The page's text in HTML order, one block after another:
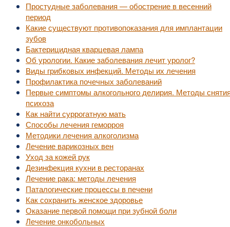
Простудные заболевания — обострение в весенний
период
Какие существуют противопоказания для имплантации
зубов
Бактерицидная кварцевая лампа
Об урологии. Какие заболевания лечит уролог?
Виды грибковых инфекций. Методы их лечения
Профилактика почечных заболеваний
Первые симптомы алкогольного делирия. Методы
психоза
Как найти суррогатную мать
Способы лечения геморроя
Методики лечения алкоголизма
Лечение варикозных вен
Уход за кожей рук
Дезинфекция кухни в ресторанах
Лечение рака: методы лечения
Паталогические процессы в печени
Как сохранить женское здоровье
Оказание первой помощи при зубной боли
Лечение онкобольных